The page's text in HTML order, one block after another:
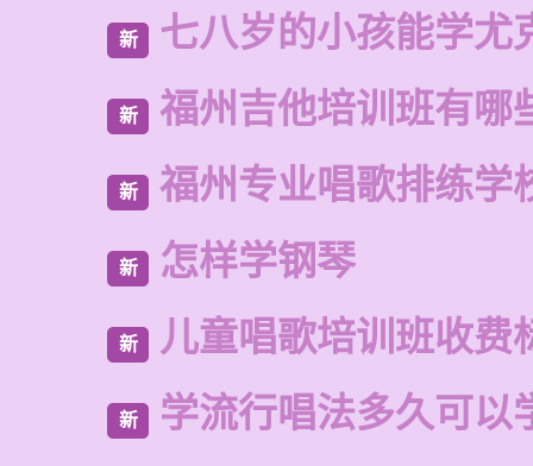
新 七八岁的小孩能学尤
新 福州吉他培训班有哪
新 福州专业唱歌排练学
新 怎样学钢琴
新 儿童唱歌培训班收费
新 学流行唱法多久可以